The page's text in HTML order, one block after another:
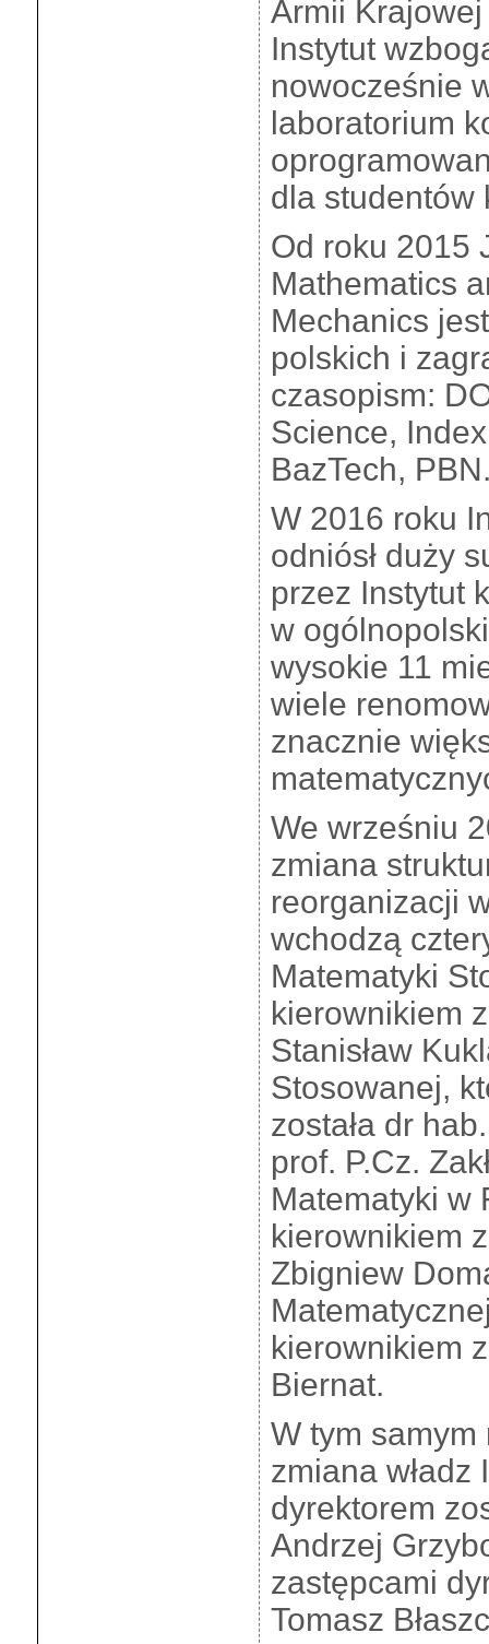
Armii
Instytut
nowocześnie
laboratorium
dla studentów
Od roku 2015
Mathematics
Mechanics
polskich i
czasopism:
Science,
BazTech,
W 2016 roku
odniósł duży
przez Instytut
w
wysokie 11
wiele
znacznie
We wrześniu
zmiana
reorganizacji
wchodzą
Matematyki
kierownikiem
Stanisław
Stosowanej,
została dr
prof. P.Cz.
Matematyki w
kierownikiem
Zbigniew
kierownikiem
Biernat.
W tym samym
zmiana władz
dyrektorem
Andrzej
zastępcami
Tomasz